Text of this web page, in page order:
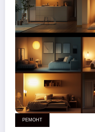
РЕМОНТ